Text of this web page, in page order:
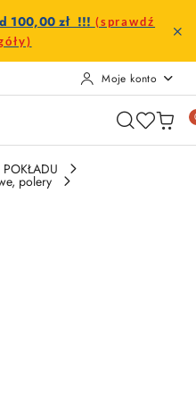
100,00 zł !!! (sprawdź
Moje konto
polery